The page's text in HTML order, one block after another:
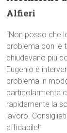
Alfieri
“Non posso che
problema con le
chiudevano più
Eugenio è
problema in
particolarmente
rapidamente la
lavoro.
affidabile!”